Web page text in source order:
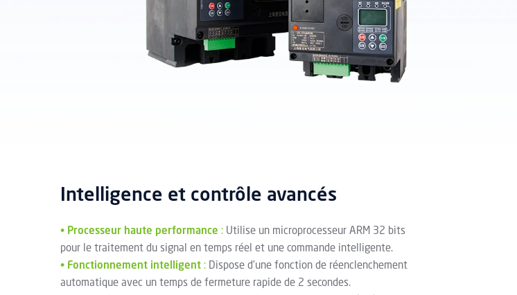
Intelligence et contrôle avancés
• Processeur haute performance : Utilise un microprocesseur ARM 32 bits
pour le traitement du signal en temps réel et une commande intelligente.
• Fonctionnement intelligent : Dispose d’une fonction de réenclenchement
automatique avec un temps de fermeture rapide de 2 secondes.